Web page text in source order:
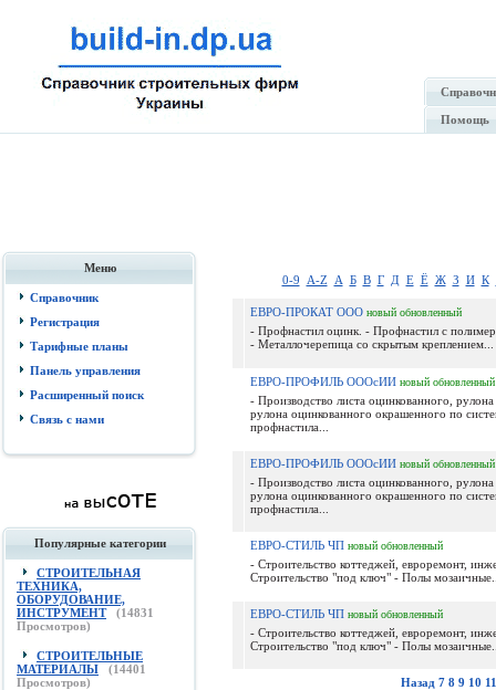
Помощь
Меню
Справочник
Регистрация
Тарифные планы
Панель управления
Расширенный поиск
Связь с нами
Популярные категории
СТРОИТЕЛЬНАЯ
ТЕХНИКА,
ОБОРУДОВАНИЕ,
ИНСТРУМЕНТ
(14831
Просмотров)
СТРОИТЕЛЬНЫЕ
МАТЕРИАЛЫ
(14401
Просмотров)
0-9 A-Z А Б В Г Д Е Ё Ж З И К
ЕВРО-ПРОКАТ ООО новый обновленный
- Профнастил оцинк. - Профнастил с
- Металлочерепица со скрытым креплением...
ЕВРО-ПРОФИЛЬ ОООсИИ новый обновленный
- Производство листа оцинкованного,
рулона оцинкованного окрашенного по
профнастила...
ЕВРО-ПРОФИЛЬ ОООсИИ новый обновленный
- Производство листа оцинкованного,
рулона оцинкованного окрашенного по
профнастила...
ЕВРО-СТИЛЬ ЧП новый обновленный
- Строительство коттеджей, евроремонт,
Строительство "под ключ" - Полы
ЕВРО-СТИЛЬ ЧП новый обновленный
- Строительство коттеджей, евроремонт,
Строительство "под ключ" - Полы
Назад 7 8 9 10 11